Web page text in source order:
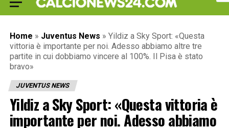
Home » Juventus News » Yildiz a Sky Sport: «Questa
vittoria è importante per noi. Adesso abbiamo altre tre
partite in cui dobbiamo vincere al 100%. Il Pisa è stato
bravo»
JUVENTUS NEWS
Yildiz a Sky Sport: «Questa vittoria è
importante per noi. Adesso abbiamo